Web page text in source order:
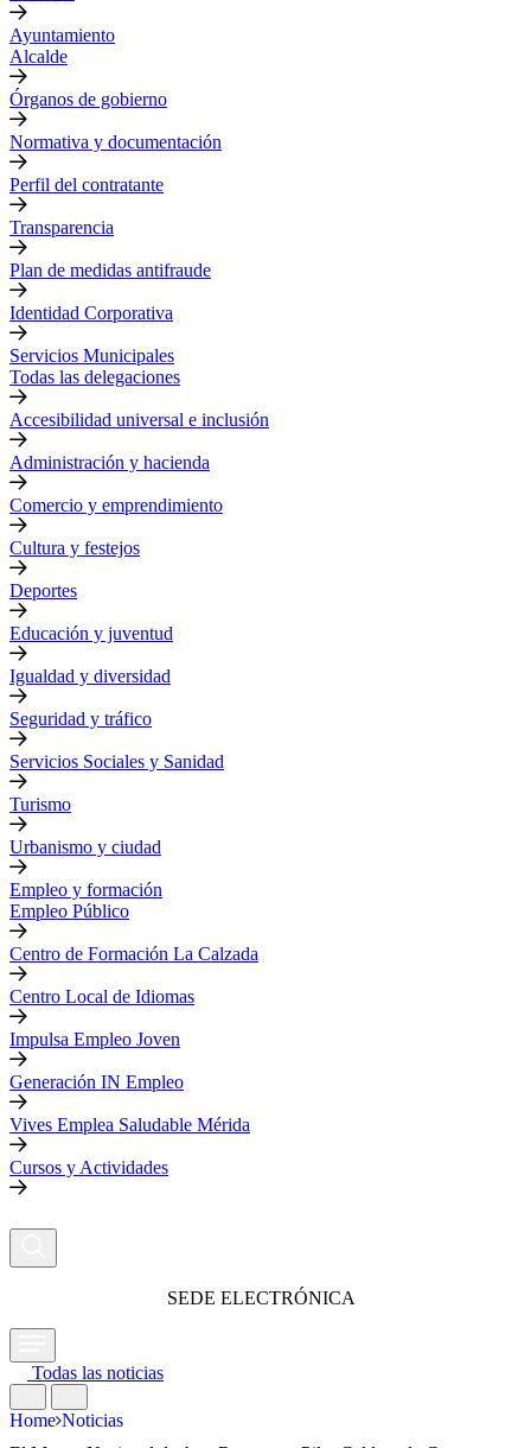
Ayuntamiento
Alcalde
Órganos de gobierno
Normativa y documentación
Perfil del contratante
Transparencia
Plan de medidas antifraude
Identidad Corporativa
Servicios Municipales
Todas las delegaciones
Accesibilidad universal e inclusión
Administración y hacienda
Comercio y emprendimiento
Cultura y festejos
Deportes
Educación y juventud
Igualdad y diversidad
Seguridad y tráfico
Servicios Sociales y Sanidad
Turismo
Urbanismo y ciudad
Empleo y formación
Empleo Público
Centro de Formación La Calzada
Centro Local de Idiomas
Impulsa Empleo Joven
Generación IN Empleo
Vives Emplea Saludable Mérida
Cursos y Actividades
SEDE ELECTRÓNICA
Todas las noticias
Home Noticias